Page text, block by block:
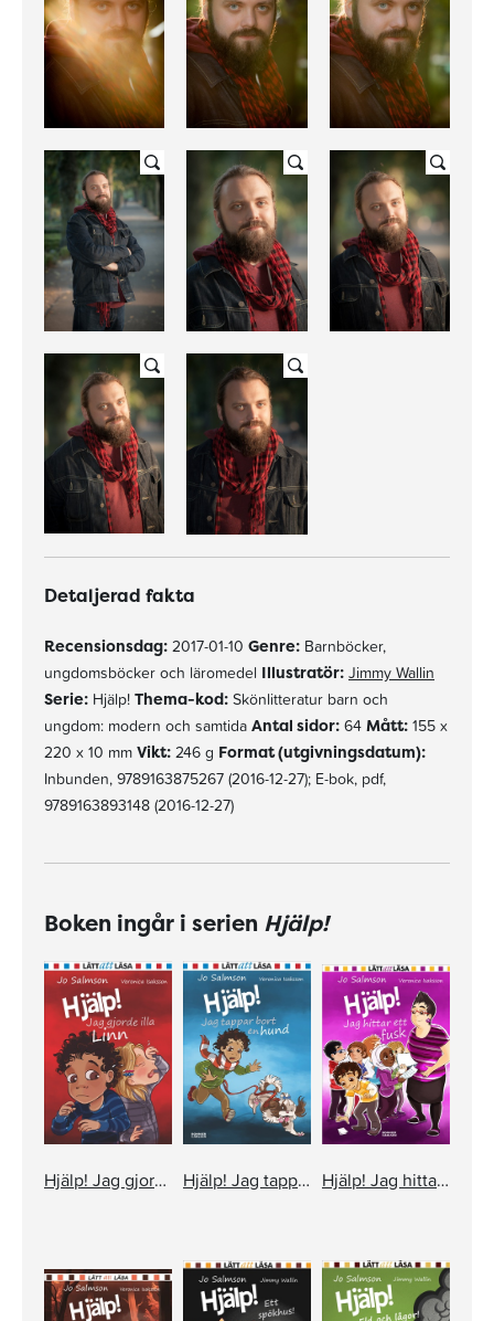
Detaljerad fakta
Recensionsdag: 2017-01-10 Genre: Barnböcker,
ungdomsböcker och läromedel Illustratör: Jimmy Wallin
Serie: Hjälp! Thema-kod: Skönlitteratur barn och
ungdom: modern och samtida Antal sidor: 64 Mått: 155 x
220 x 10 mm Vikt: 246 g Format (utgivningsdatum):
Inbunden, 9789163875267 (2016-12-27); E-bok, pdf,
9789163893148 (2016-12-27)
Boken ingår i serien Hjälp!
Hjälp! Jag gjorde illa Linn Hjälp! Jag tappar bort en hund Hjälp! Jag hittar ett fusk